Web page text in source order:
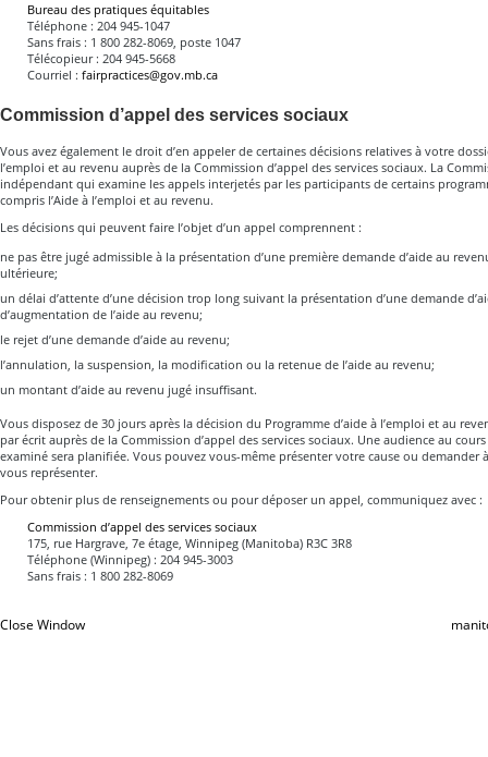
Bureau des pratiques équitables
Téléphone : 204 945-1047
Sans frais : 1 800 282-8069, poste 1047
Télécopieur : 204 945-5668
Courriel : fairpractices@gov.mb.ca
Commission d’appel des services sociaux
Vous avez également le droit d’en appeler de certaines décisions relatives à votre
l’emploi et au revenu auprès de la Commission d’appel des services sociaux. La
indépendant qui examine les appels interjetés par les participants de certains
compris l’Aide à l’emploi et au revenu.
Les décisions qui peuvent faire l’objet d’un appel comprennent :
ne pas être jugé admissible à la présentation d’une première demande d’aide au
ultérieure;
un délai d’attente d’une décision trop long suivant la présentation d’une demande
d’augmentation de l’aide au revenu;
le rejet d’une demande d’aide au revenu;
l’annulation, la suspension, la modification ou la retenue de l’aide au revenu;
un montant d’aide au revenu jugé insuffisant.
Vous disposez de 30 jours après la décision du Programme d’aide à l’emploi et au
par écrit auprès de la Commission d’appel des services sociaux. Une audience au
examiné sera planifiée. Vous pouvez vous-même présenter votre cause ou demander
vous représenter.
Pour obtenir plus de renseignements ou pour déposer un appel, communiquez avec :
Commission d’appel des services sociaux
175, rue Hargrave, 7e étage, Winnipeg (Manitoba) R3C 3R8
Téléphone (Winnipeg) : 204 945-3003
Sans frais : 1 800 282-8069
Close Window